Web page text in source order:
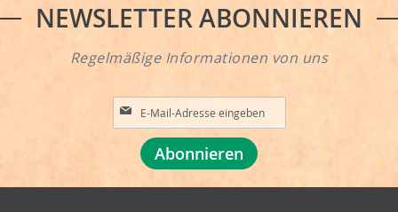
NEWSLETTER ABONNIEREN
Regelmäßige Informationen von uns
A
Abonnieren